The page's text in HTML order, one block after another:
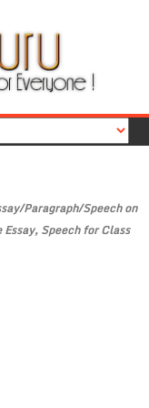
Paragraph/Speech on
Essay, Speech for Class